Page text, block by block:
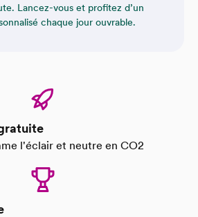
Lancez-vous et profitez d’un
chaque jour ouvrable.
l'éclair et neutre en CO2